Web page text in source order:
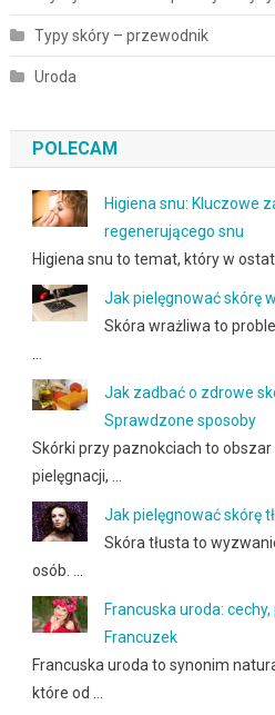
Typy skóry – przewodnik
Uroda
POLECAM
Higiena snu: Kluczowe
regenerującego snu
Higiena snu to temat, który w
Jak pielęgnować skórę
Skóra wrażliwa to
Jak zadbać o zdrowe
Sprawdzone sposoby
Skórki przy paznokciach to
pielęgnacji, …
Jak pielęgnować skórę
Skóra tłusta to
osób. …
Francuska uroda:
Francuzek
Francuska uroda to synonim
które od …